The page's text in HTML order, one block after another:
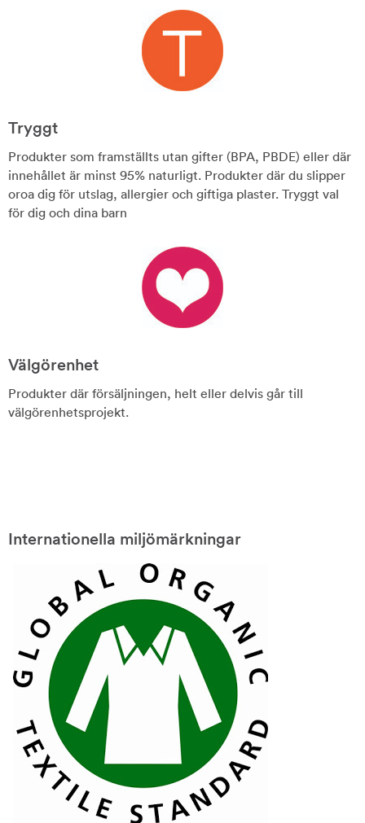
Tryggt
Produkter som framställts utan gifter (BPA, PBDE) eller där
innehållet är minst 95% naturligt. Produkter där du slipper
oroa dig för utslag, allergier och giftiga plaster. Tryggt val
för dig och dina barn
Välgörenhet
Produkter där försäljningen, helt eller delvis går till
välgörenhetsprojekt.
Internationella miljömärkningar